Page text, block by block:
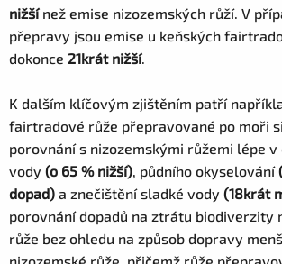
nižšínež emise nizozemských růží. V
přepravy jsou emise u keňských
dokonce 21krát nižší.
K dalším klíčovým zjištěním patří
fairtradové růže přepravované po moři
porovnání s nizozemskými růžemi lépe
vody (o 65 % nižší), půdního okyselování
dopad) a znečištění sladké vody (18krát
porovnání dopadů na ztrátu biodiverzity
růže bez ohledu na způsob dopravy